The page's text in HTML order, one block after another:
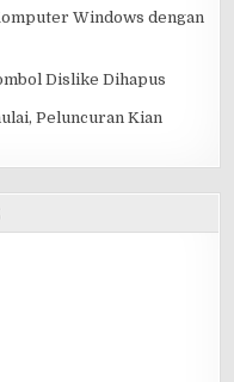
Windows dengan
Dislike Dihapus
Peluncuran Kian